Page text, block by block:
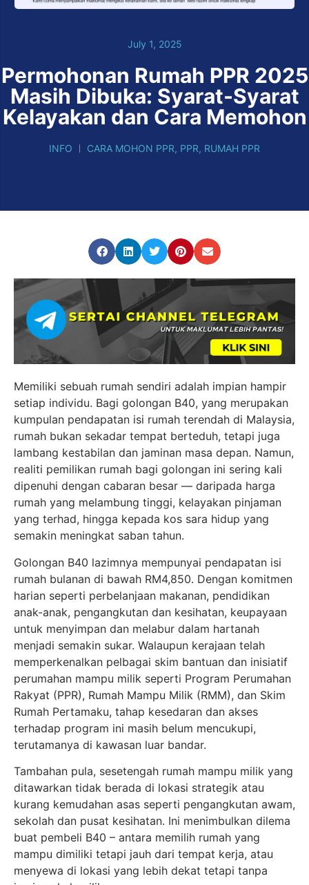
July 1, 2025
Permohonan Rumah PPR 2025
Masih Dibuka: Syarat-Syarat
Kelayakan dan Cara Memohon
INFO CARA MOHON PPR, PPR, RUMAH PPR
Memiliki sebuah rumah sendiri adalah impian hampir
setiap individu. Bagi golongan B40, yang merupakan
kumpulan pendapatan isi rumah terendah di Malaysia,
rumah bukan sekadar tempat berteduh, tetapi juga
lambang kestabilan dan jaminan masa depan. Namun,
realiti pemilikan rumah bagi golongan ini sering kali
dipenuhi dengan cabaran besar — daripada harga
rumah yang melambung tinggi, kelayakan pinjaman
yang terhad, hingga kepada kos sara hidup yang
semakin meningkat saban tahun.
Golongan B40 lazimnya mempunyai pendapatan isi
rumah bulanan di bawah RM4,850. Dengan komitmen
harian seperti perbelanjaan makanan, pendidikan
anak-anak, pengangkutan dan kesihatan, keupayaan
untuk menyimpan dan melabur dalam hartanah
menjadi semakin sukar. Walaupun kerajaan telah
memperkenalkan pelbagai skim bantuan dan inisiatif
perumahan mampu milik seperti Program Perumahan
Rakyat (PPR), Rumah Mampu Milik (RMM), dan Skim
Rumah Pertamaku, tahap kesedaran dan akses
terhadap program ini masih belum mencukupi,
terutamanya di kawasan luar bandar.
Tambahan pula, sesetengah rumah mampu milik yang
ditawarkan tidak berada di lokasi strategik atau
kurang kemudahan asas seperti pengangkutan awam,
sekolah dan pusat kesihatan. Ini menimbulkan dilema
buat pembeli B40 – antara memilih rumah yang
mampu dimiliki tetapi jauh dari tempat kerja, atau
menyewa di lokasi yang lebih dekat tetapi tanpa